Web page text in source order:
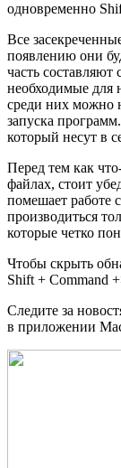
одновременно
Все
появлению они
часть
необходимые для
среди них можно
запуска
который несут в
Перед тем как
файлах, стоит
помешает
производиться
которые четко
Чтобы скрыть
Shift + Command
Следите за
в приложении